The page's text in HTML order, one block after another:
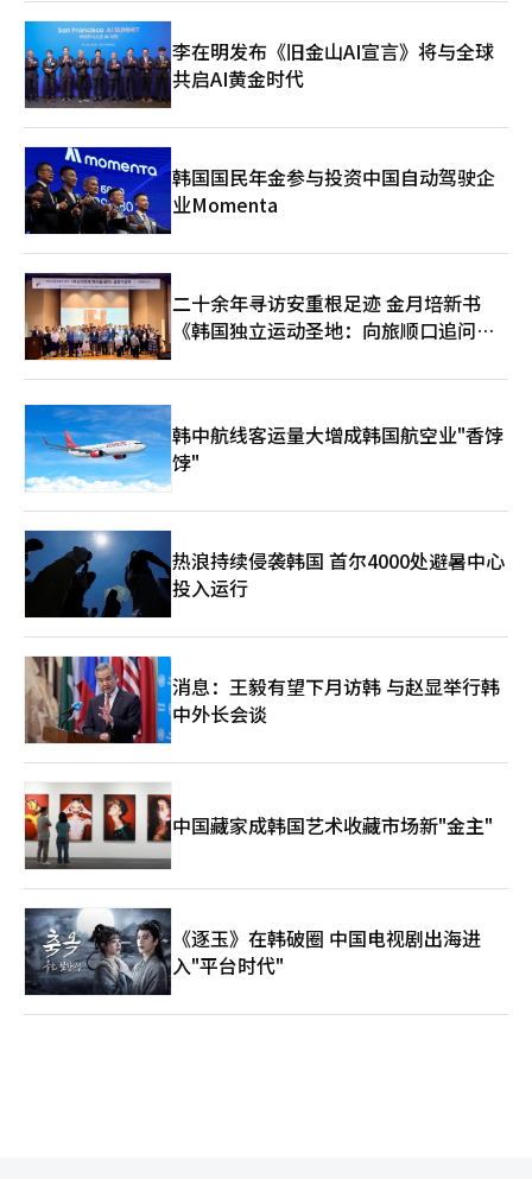
活动。 这是世界杯历史上首次出现中国原创潮玩形象参与官方活
动。 同时，FIFA与泡泡玛特联合推出世界杯限定版拉布布系列产
品，并植入世界杯官方音乐MV《Goals》之中。 在过去相当长时
间里，全球体育赛事的文化符号几乎被欧美和日本品牌占据。但随
着中国IP国际化能力不断提升，中国文化产品正在逐步进入全球主
海提供了最佳展示窗口。 ▲没有中国队，但有2亿中国球迷 世界杯
期间最热情的参与者之一，依然是中国球迷。 尽管中国男足已经
连续多届无缘世界杯，但中国市场对世界杯的关注度并未下降。国
际足联数据显示，2022年卡塔尔世界杯期间，中国观众贡献了全
球数字及社交媒体平台观看时长的49.8%。 这组数字背后，是一个
规模庞大的消费市场。 行业机构估算，中国足球爱好者数量已经
超过2亿人。虽然国家队成绩长期低迷，但足球作为大众娱乐和消
费产品，市场价值依然巨大。 因此，越来越多品牌开始围绕世界
杯进行营销布局。除了蒙牛之外，王老吉签下哈兰德作为品牌代言
人.东风汽车则选择姆巴佩进行市场推广.多个互联网平台、消费品
的商业舞台。但如今，中国企业已经不再满足于“制造商”和“供
应商”的角色，而是逐步向品牌拥有者、技术提供者和文化输出者
转变。 中国队依然缺席世界杯赛场，但中国经济早已深度融入世
界杯体系。当中国企业、中国品牌和中国消费者共同构成世界杯的
界杯经济版图中不可忽视的重要力量。
李在明发布《旧金山AI宣言》将与全球
共启AI黄金时代
韩国国民年金参与投资中国自动驾驶企
业Momenta
二十余年寻访安重根足迹 金月培新书
《韩国独立运动圣地：向旅顺口追问历
韩中航线客运量大增成韩国航空业"香饽
饽"
热浪持续侵袭韩国 首尔4000处避暑中心
投入运行
消息：王毅有望下月访韩 与赵显举行韩
中外长会谈
中国藏家成韩国艺术收藏市场新"金主"
《逐玉》在韩破圈 中国电视剧出海进
入"平台时代"